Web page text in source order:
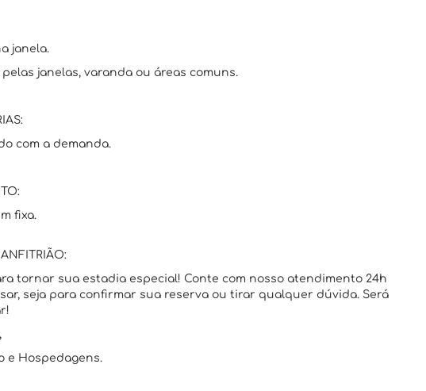
janela.
janelas, varanda ou áreas comuns.
com a demanda.
fixa.
tornar sua estadia especial! Conte com nosso atendimento 24h
seja para confirmar sua reserva ou tirar qualquer dúvida. Será
e Hospedagens.